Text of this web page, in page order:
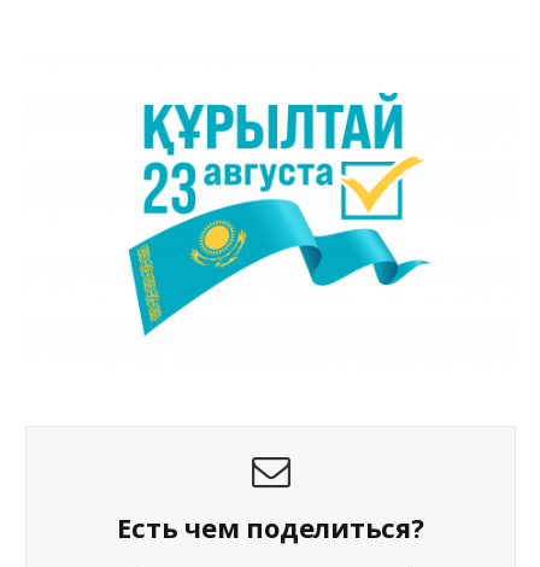
Есть чем поделиться?